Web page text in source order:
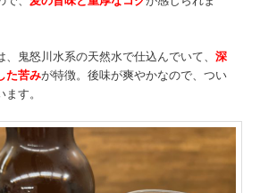
、鬼怒川水系の天然水で仕込んでいて、深
た苦みが特徴。後味が爽やかなので、つい
す。